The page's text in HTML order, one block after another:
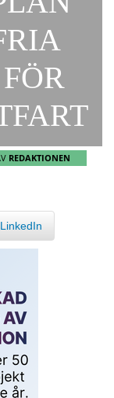
REDAKTIONEN
LinkedIn